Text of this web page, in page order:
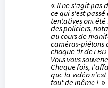
« Il ne s'agit pas
ce qui s'est
tentatives ont été
des policiers,
au cours de
caméras-piétons
chaque tir de
Vous vous
Chaque fois,
que la vidéo
tout de même ! »